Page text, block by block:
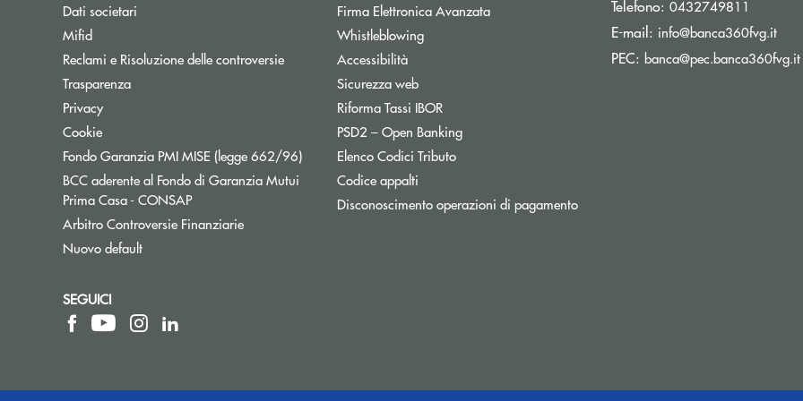
Dati societari
Mifid
Reclami e Risoluzione delle controversie
Trasparenza
Privacy
Cookie
Fondo Garanzia PMI MISE (legge 662/96)Apre una nuova finestra
BCC aderente al Fondo di Garanzia Mutui
Prima Casa - CONSAPApre una nuova finestra
Arbitro Controversie FinanziarieApre una nuova finestra
Nuovo default
Firma Elettronica Avanzata
WhistleblowingApre una nuova finestra
Accessibilità
Sicurezza web
Riforma Tassi IBORApre una nuova finestra
PSD2 – Open BankingApre una nuova finestra
Elenco Codici TributoApre una nuova finestra
Codice appalti
Disconoscimento operazioni di pagamento
Telefono: 0432749811
E-mail: info@banca360fvg.it(si
PEC: banca@pec.banca360fvg.it
SEGUICI